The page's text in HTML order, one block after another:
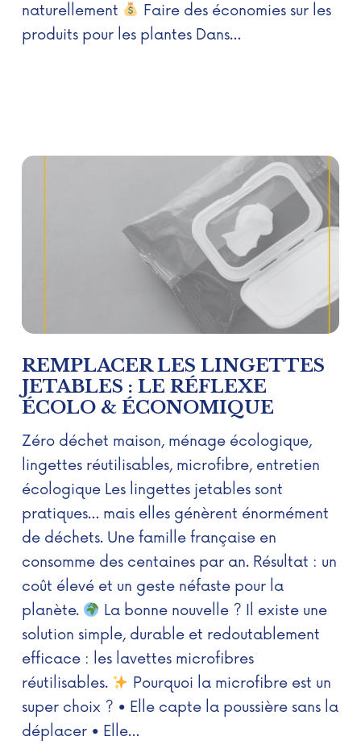
naturellement
Faire des économies sur les
produits pour les plantes Dans…
REMPLACER LES LINGETTES
JETABLES : LE RÉFLEXE
ÉCOLO & ÉCONOMIQUE
Zéro déchet maison, ménage écologique,
lingettes réutilisables, microfibre, entretien
écologique Les lingettes jetables sont
pratiques… mais elles génèrent énormément
de déchets. Une famille française en
consomme des centaines par an. Résultat : un
coût élevé et un geste néfaste pour la
planète.
La bonne nouvelle ? Il existe une
solution simple, durable et redoutablement
efficace : les lavettes microfibres
réutilisables.
Pourquoi la microfibre est un
super choix ? • Elle capte la poussière sans la
déplacer • Elle…